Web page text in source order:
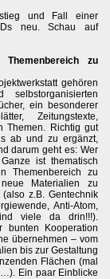
und Fall einer
neu. Schau auf
zu
gehören
ein besonderer
Zeitungstexte,
Themen. Richtig gut
ab und zu ergänzt,
darum geht es: Wer
ist thematisch
Themenbereich zu
Materialien zu
z.B. Gentechnik
Anti-Atom,
viele da drin!!!).
bunten Kooperation
übernehmen – vom
bis zur Gestaltung
Flächen (mal
Ein paar Einblicke